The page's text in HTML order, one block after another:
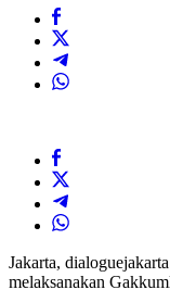
Jakarta,
melaksanakan